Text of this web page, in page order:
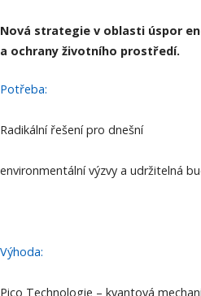
Nová strategie v oblasti úspor
a ochrany životního prostředí.
Potřeba:
Radikální řešení pro dnešní
environmentální výzvy a udržitelná
Výhoda:
Pico Technologie – kvantová